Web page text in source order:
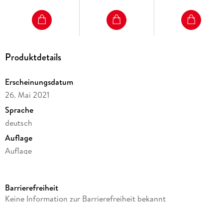
Produktdetails
Erscheinungsdatum
26. Mai 2021
Sprache
deutsch
Auflage
Auflage
Dateigröße
Barrierefreiheit
Keine Information zur Barrierefreiheit bekannt